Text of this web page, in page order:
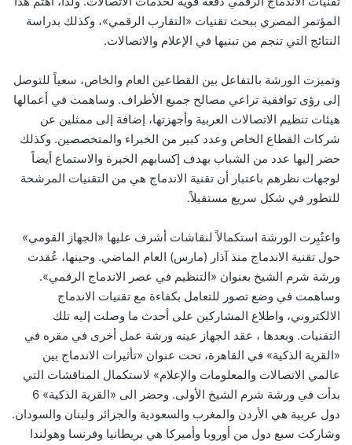
المؤتمر المصري ببحث تقنيات «التقارب الرقمي»، وكذلك بدراسة
النتائج التي تنجم من تبنيها في الإعلام والاتصالات.
وتميزت الورشة بالتفاعل بين القطاعين العام والخاص، سعياً للتوصل
إلى رؤى توافقية تراعي مصالح جميع الأطراف. وساهمت في أعمالها
هيئات تنظيم الاتصالات العربية وأجهزتها، إضافة إلى ممثلين عن
شركات القطاع الخاص وعدد كبير من الخبراء والمتخصصين. وكذلك
حضر إليها عدد من الشباب بهدف إكسابهم الخبرة والاستماع أيضاً
لوجهات نظرهم باعتبار أن تقنية الاندماج هي من التقنيات المرشحة
للتطور في شكل سريع مستقبلاً.
واعتُبِرت الورشة استكمالاً لنقاشات أشرف عليها «الجهاز القومي»
حول تقنية الاندماج منذ آذار (مارس) العام الماضي. وحينها، عُقدت
ورشة شرم الشيخ بعنوان «التنظيم في عصر الاندماج الرقمي».
وساهمت في وضع تصور للتعامل بكفاءة مع تقنيات الاندماج
الالكتروني، واطلاع المشاركين على أحدث ما وصلت إليه تلك
التقنيات. وبعدها ، عقد الجهاز عينه ورشة عمل أخرى في مقره في
«القرية الذكية» في القاهرة، تحت عنوان «تأثيرات الاندماج بين
عالمي الاتصالات والمعلومات والإعلام» لاستكمال المناقشات التي
بدأت في ورشة شرم الشيخ الأولى. وحضر الى «القرية الذكية» 6
دول عربية هي الأردن والمغرب والسعودية والجزائر ولبنان والسودان.
وشاركت سبع دول من أوروبا وأميركا هي بريطانيا وفرنسا وهولندا